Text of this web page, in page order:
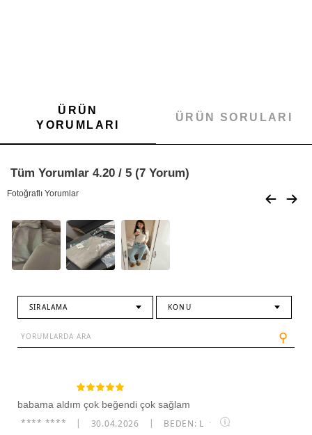
ÜRÜN
YORUMLARI
ÜRÜN SORULARI
Tüm Yorumlar 4.20 / 5 (7 Yorum)
Fotoğraflı Yorumlar
SIRALAMA KONU
⚲
babama aldım çok beğendi çok sağlam
**** **** 30.04.2026 BEDEN: L ·